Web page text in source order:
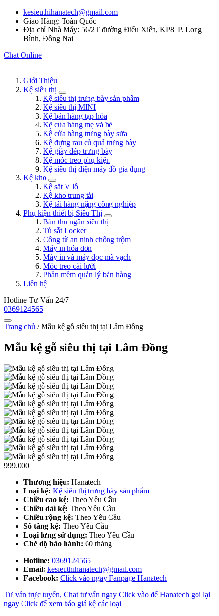
kesieuthihanatech@gmail.com
Giao Hàng: Toàn Quốc
Địa chỉ Nhà Máy: 56/2T đường Điểu Xiển, KP8, P. Long
Bình, Đồng Nai
Chat Online
Giới Thiệu
Kệ siêu thị
Kệ siêu thị trưng bày sản phẩm
Kệ siêu thị MINI
Kệ bán hàng tạp hóa
Kệ cửa hàng mẹ và bé
Kệ cửa hàng trưng bày sữa
Kệ đựng rau củ quả trưng bày
Kệ giày dép trưng bày
Kệ móc treo phụ kiện
Kệ siêu thị điện máy đồ gia dụng
Kệ kho
Kệ sắt V lỗ
Kệ kho trung tải
Kệ tải hàng nặng công nghiệp
Phụ kiện thiết bị Siêu Thị
Bàn thu ngân siêu thị
Tủ sắt Locker
Công từ an ninh chống trộm
Máy in hóa đơn
Máy in và máy đọc mã vạch
Móc treo cài lưới
Phần mềm quản lý bán hàng
Liên hệ
Hotline Tư Vấn 24/7
0369124565
Trang chủ /Mẫu kệ gỗ siêu thị tại Lâm Đồng
Mẫu kệ gỗ siêu thị tại Lâm Đồng
999.000
Thương hiệu: Hanatech
Loại kệ: Kệ siêu thị trưng bày sản phẩm
Chiều cao kệ: Theo Yêu Cầu
Chiều dài kệ: Theo Yêu Cầu
Chiều rộng kệ: Theo Yêu Cầu
Số tầng kệ: Theo Yêu Cầu
Loại lưng sử dụng: Theo Yêu Cầu
Chế độ bảo hành: 60 tháng
Hotline: 0369124565
Email: kesieuthihanatech@gmail.com
Facebook: Click vào ngay Fanpage Hanatech
Tư vấn trực tuyến, Chat tư vấn ngay Click vào để Hanatech gọi lại
ngay Click để xem báo giá kệ các loại